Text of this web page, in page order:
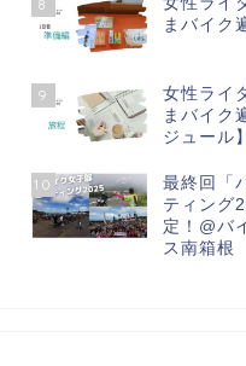
8
まバイク
9
女性ライ
まバイク
ジュール】
10
最終回「
ティング
定！@バ
ス南箱根